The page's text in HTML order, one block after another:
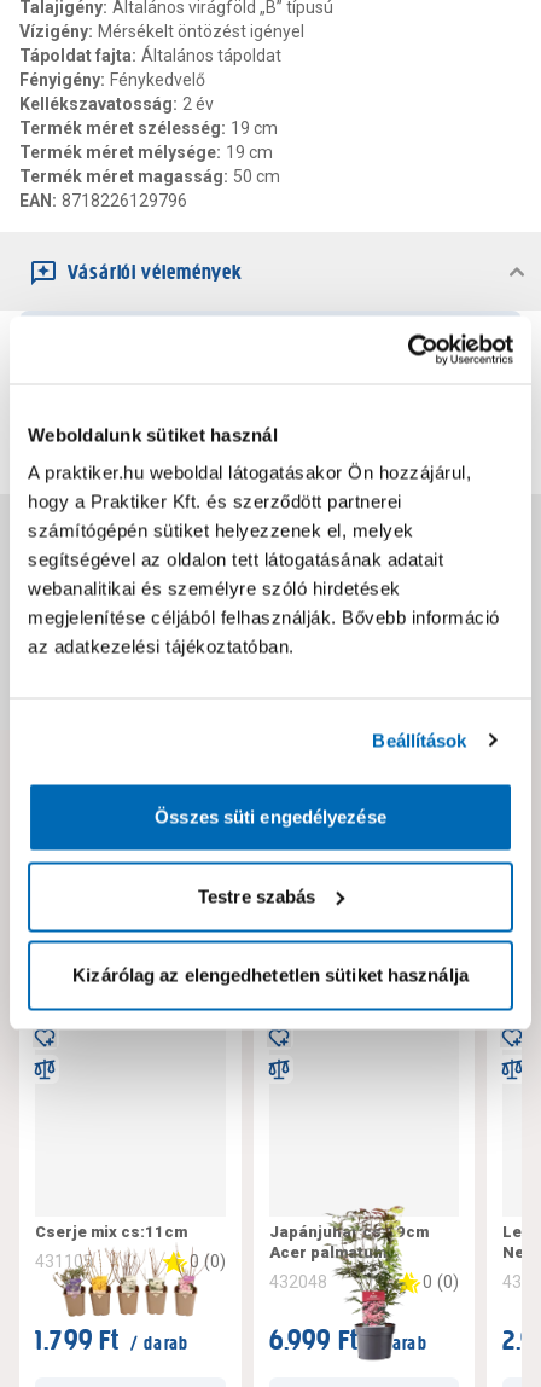
Weboldalunk sütiket használ
A praktiker.hu weboldal látogatásakor Ön hozzájárul,
hogy a Praktiker Kft. és szerződött partnerei
számítógépén sütiket helyezzenek el, melyek
segítségével az oldalon tett látogatásának adatait
webanalitikai és személyre szóló hirdetések
megjelenítése céljából felhasználják. Bővebb információ
az adatkezelési tájékoztatóban.
Beállítások
Összes süti engedélyezése
Testre szabás
Kizárólag az elengedhetetlen sütiket használja
Talajigény: Általános virágföld „B” típusú
Vízigény: Mérsékelt öntözést igényel
Tápoldat fajta: Általános tápoldat
Fényigény: Fénykedvelő
Kellékszavatosság: 2 év
Termék méret szélesség: 19 cm
Termék méret mélysége: 19 cm
Termék méret magasság: 50 cm
EAN : 8718226129796
Vásárlói vélemények
Értékelés írása
Jótállás, szavatosság
Csomagolási és súly információk
Hibát találtál az oldalon vagy a termék leírásában?
Kérjük jelezd nekünk!
Neked ajánljuk!
Cserje mix cs:11cm
431105 0 (0)
1.799 Ft / darab
Japánjuhar cs:19cm
Acer palmatum
432048 0 (0)
6.999 Ft / darab